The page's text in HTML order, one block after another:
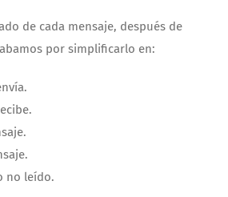
de cada mensaje, después de
por simplificarlo en:
no leído.